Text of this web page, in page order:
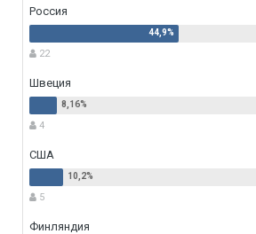
Россия
22
Швеция
4
США
5
Финляндия